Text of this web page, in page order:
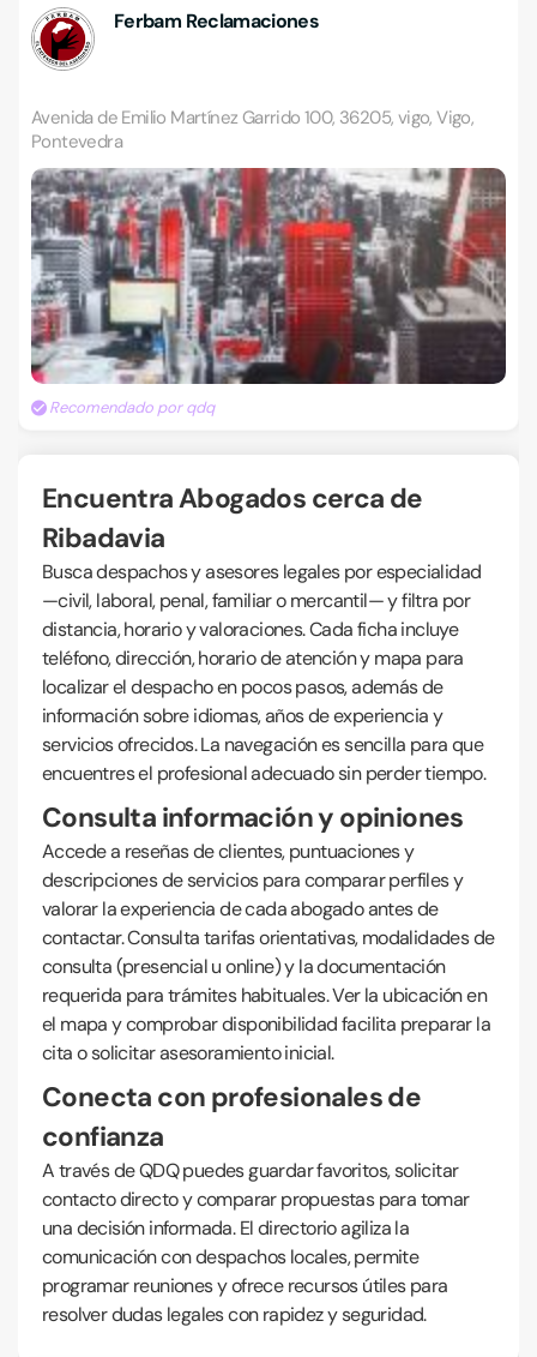
Ferbam Reclamaciones
Avenida de Emilio Martínez Garrido 100, 36205, vigo, Vigo,
Pontevedra
Recomendado por qdq
Encuentra Abogados cerca de
Ribadavia
Busca despachos y asesores legales por especialidad
—civil, laboral, penal, familiar o mercantil— y filtra por
distancia, horario y valoraciones. Cada ficha incluye
teléfono, dirección, horario de atención y mapa para
localizar el despacho en pocos pasos, además de
información sobre idiomas, años de experiencia y
servicios ofrecidos. La navegación es sencilla para que
encuentres el profesional adecuado sin perder tiempo.
Consulta información y opiniones
Accede a reseñas de clientes, puntuaciones y
descripciones de servicios para comparar perfiles y
valorar la experiencia de cada abogado antes de
contactar. Consulta tarifas orientativas, modalidades de
consulta (presencial u online) y la documentación
requerida para trámites habituales. Ver la ubicación en
el mapa y comprobar disponibilidad facilita preparar la
cita o solicitar asesoramiento inicial.
Conecta con profesionales de
confianza
A través de QDQ puedes guardar favoritos, solicitar
contacto directo y comparar propuestas para tomar
una decisión informada. El directorio agiliza la
comunicación con despachos locales, permite
programar reuniones y ofrece recursos útiles para
resolver dudas legales con rapidez y seguridad.